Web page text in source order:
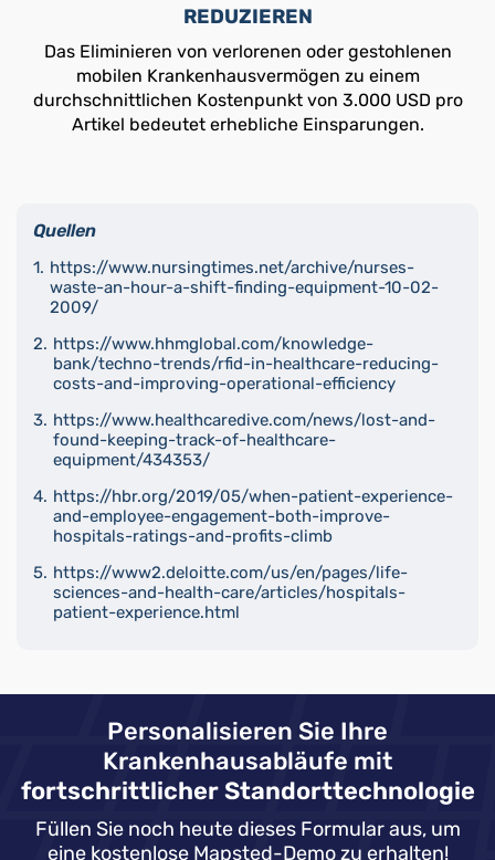
REDUZIEREN
Das Eliminieren von verlorenen oder gestohlenen
mobilen Krankenhausvermögen zu einem
durchschnittlichen Kostenpunkt von 3.000 USD pro
Artikel bedeutet erhebliche Einsparungen.
Quellen
https://www.nursingtimes.net/archive/nurses-
waste-an-hour-a-shift-finding-equipment-10-02-
2009/
https://www.hhmglobal.com/knowledge-
bank/techno-trends/rfid-in-healthcare-reducing-
costs-and-improving-operational-efficiency
https://www.healthcaredive.com/news/lost-and-
found-keeping-track-of-healthcare-
equipment/434353/
https://hbr.org/2019/05/when-patient-experience-
and-employee-engagement-both-improve-
hospitals-ratings-and-profits-climb
https://www2.deloitte.com/us/en/pages/life-
sciences-and-health-care/articles/hospitals-
patient-experience.html
Personalisieren Sie Ihre
Krankenhausabläufe mit
fortschrittlicher Standorttechnologie
Füllen Sie noch heute dieses Formular aus, um
eine kostenlose Mapsted-Demo zu erhalten!